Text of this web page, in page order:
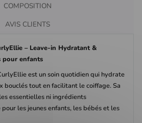
COMPOSITION
AVIS CLIENTS
– Leave-in Hydratant &
pour enfants
est un soin quotidien qui hydrate
bouclés tout en facilitant le coiffage. Sa
essentielles ni ingrédients
les jeunes enfants, les bébés et les